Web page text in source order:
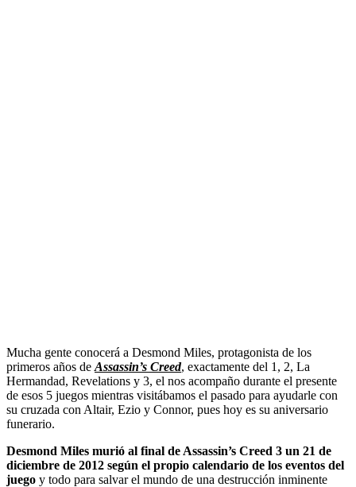
Mucha gente conocerá a Desmond Miles, protagonista de los
primeros años de Assassin’s Creed, exactamente del 1, 2, La
Hermandad, Revelations y 3, el nos acompaño durante el presente
de esos 5 juegos mientras visitábamos el pasado para ayudarle con
su cruzada con Altair, Ezio y Connor, pues hoy es su aniversario
funerario.
Desmond Miles murió al final de Assassin’s Creed 3 un 21 de
diciembre de 2012 según el propio calendario de los eventos del
juego y todo para salvar el mundo de una destrucción inminente